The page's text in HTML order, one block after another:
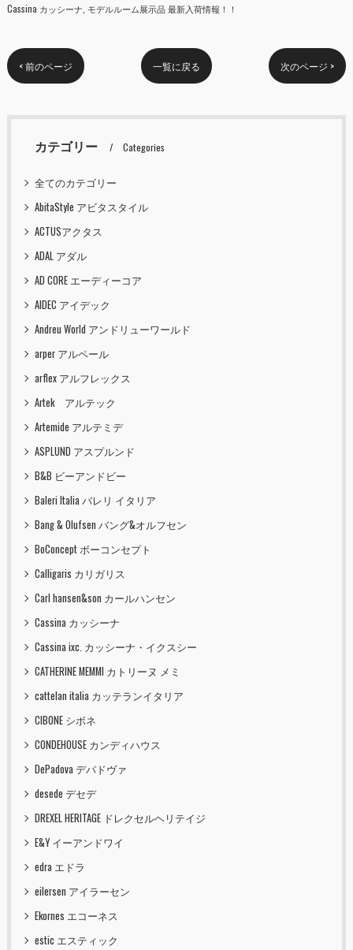
Cassina カッシーナ モデルルーム展示品 最新入荷情報！！
< 前のページ 一覧に戻る 次のページ >
カテゴリー Categories
全てのカテゴリー
AbitaStyle アビタスタイル
ACTUSアクタス
ADAL アダル
AD CORE エーディーコア
AIDEC アイデック
Andreu World アンドリューワールド
arper アルペール
arflex アルフレックス
Artek アルテック
Artemide アルテミデ
ASPLUND アスプルンド
B&B ビーアンドビー
Baleri Italia バレリ イタリア
Bang & Olufsen バング&オルフセン
BoConcept ボーコンセプト
Calligaris カリガリス
Carl hansen&son カールハンセン
Cassina カッシーナ
Cassina ixc. カッシーナ・イクスシー
CATHERINE MEMMI カトリーヌ メミ
cattelan italia カッテランイタリア
CIBONE シボネ
CONDEHOUSE カンディハウス
DePadova デパドヴァ
desede デセデ
DREXEL HERITAGE ドレクセルヘリテイジ
E&Y イーアンドワイ
edra エドラ
eilersen アイラーセン
Ekornes エコーネス
estic エスティック